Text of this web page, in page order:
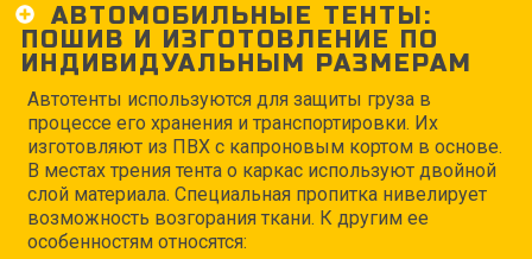
АВТОМОБИЛЬНЫЕ ТЕНТЫ:
ПОШИВ И ИЗГОТОВЛЕНИЕ ПО
ИНДИВИДУАЛЬНЫМ РАЗМЕРАМ
Автотенты используются для защиты груза в
процессе его хранения и транспортировки. Их
изготовляют из ПВХ с капроновым кортом в основе.
В местах трения тента о каркас используют двойной
слой материала. Специальная пропитка нивелирует
возможность возгорания ткани. К другим ее
особенностям относятся: